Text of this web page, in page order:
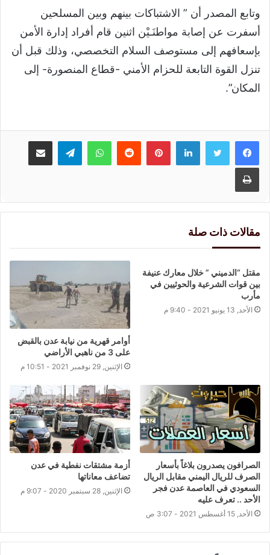
وتابع المصدر أن ” الاشتباكات بينهم وبين المسلحين
أسفرت عن إصابة مواطنَـيْن اثنين قام أفراد إدارة الأمن
بإسعافهم إلى مستوصف السلام التخصصي، وذلك قبل أن
تنزل القوة التابعة للحزام الأمني -قطاع المنصورة- إلى
المكان”.
لينكدإنبينتيريست واتسابتيلقرام مشاركة عبر البريد
طباعة
مقالات ذات صلة
مقتل “الدميني ” خلال معارك عنيفة
بين قوات الشرعية والحوثيين في
مأرب
الأحد, 13 يونيو 2021 - 9:40 م
أوامر قهرية من نيابة عدن بالقبض
على 3 من ناهبي الأراضي
الإثنين, 29 نوفمبر 2021 - 10:51 م
الصرافون يصدرون بلاغاً بأسعار
الصرف للريال اليمني مقابل الريال
السعودي في العاصمة عدن فجر
الأحد .. تعرف عليه
الأحد, 15 أغسطس 2021 - 3:07 ص
أزمة مشتقات نفطية في عدن
تضاعف معاناتها
الإثنين, 28 سبتمبر 2020 - 9:07 م